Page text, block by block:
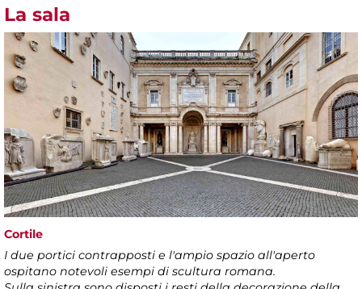
La sala
Cortile
I due portici contrapposti e l'ampio spazio all'aperto
ospitano notevoli esempi di scultura romana.